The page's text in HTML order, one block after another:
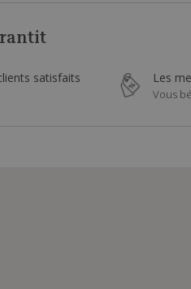
satisfaits Les
Vous